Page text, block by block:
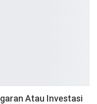
Atau Investasi